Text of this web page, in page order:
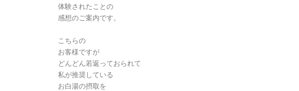
体験されたことの
感想のご案内です。
こちらの
お客様ですが
どんどん若返っておられて
私が推奨している
お白湯の摂取を